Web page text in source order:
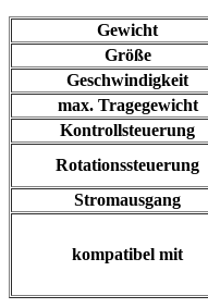
Gewicht
Größe
Geschwindigkeit
max. Tragegewicht
Kontrollsteuerung
Rotationssteuerung
Stromausgang
kompatibel mit